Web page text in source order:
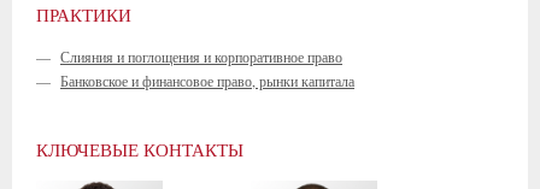
ПРАКТИКИ
— Слияния и поглощения и корпоративное право
— Банковское и финансовое право, рынки капитала
КЛЮЧЕВЫЕ КОНТАКТЫ